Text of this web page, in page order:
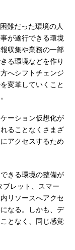
難だった環境の人
が遂行できる環境
収集や業務の一部
る環境などを作り
へシフトチェンジ
変革していくこと
ーション仮想化が
ることなくさまざ
アクセスするため
きる環境の整備が
ブレット、スマー
リソースへアクセ
なる。しかも、デ
となく、同じ感覚